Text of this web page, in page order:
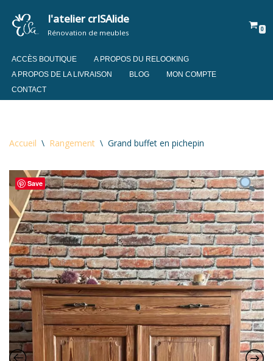
Aller
contenu
l'atelier crISAlide
Rénovation de meubles 0
ACCÈS BOUTIQUE
A PROPOS DU RELOOKING
A PROPOS DE LA LIVRAISON
BLOG
MON COMPTE
CONTACT
Accueil \ Rangement \ Grand buffet en pichepin
Save